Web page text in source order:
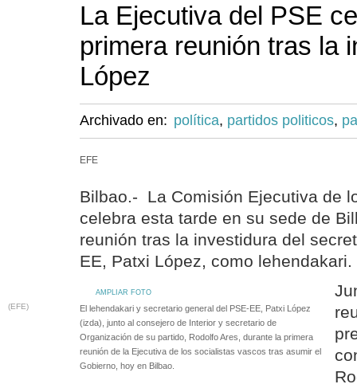
La Ejecutiva del PSE
primera reunión tras la
López
Archivado en: política, partidos politicos,
EFE
Bilbao.- La Comisión Ejecutiva de
celebra esta tarde en su sede de
reunión tras la investidura del
EE, Patxi López, como lehendakari.
AMPLIAR FOTO
(EFE)
El lehendakari y secretario general del PSE-EE, Patxi López
(izda), junto al consejero de Interior y secretario de
Organización de su partido, Rodolfo Ares, durante la primera
reunión de la Ejecutiva de los socialistas vascos tras asumir el
Gobierno, hoy en Bilbao.